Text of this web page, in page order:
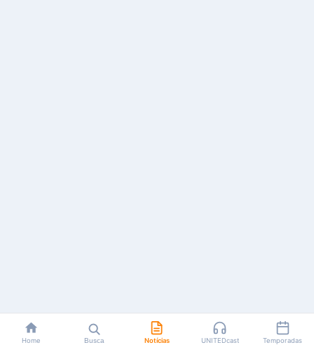
Home Busca Notícias UNITEDcast Temporadas